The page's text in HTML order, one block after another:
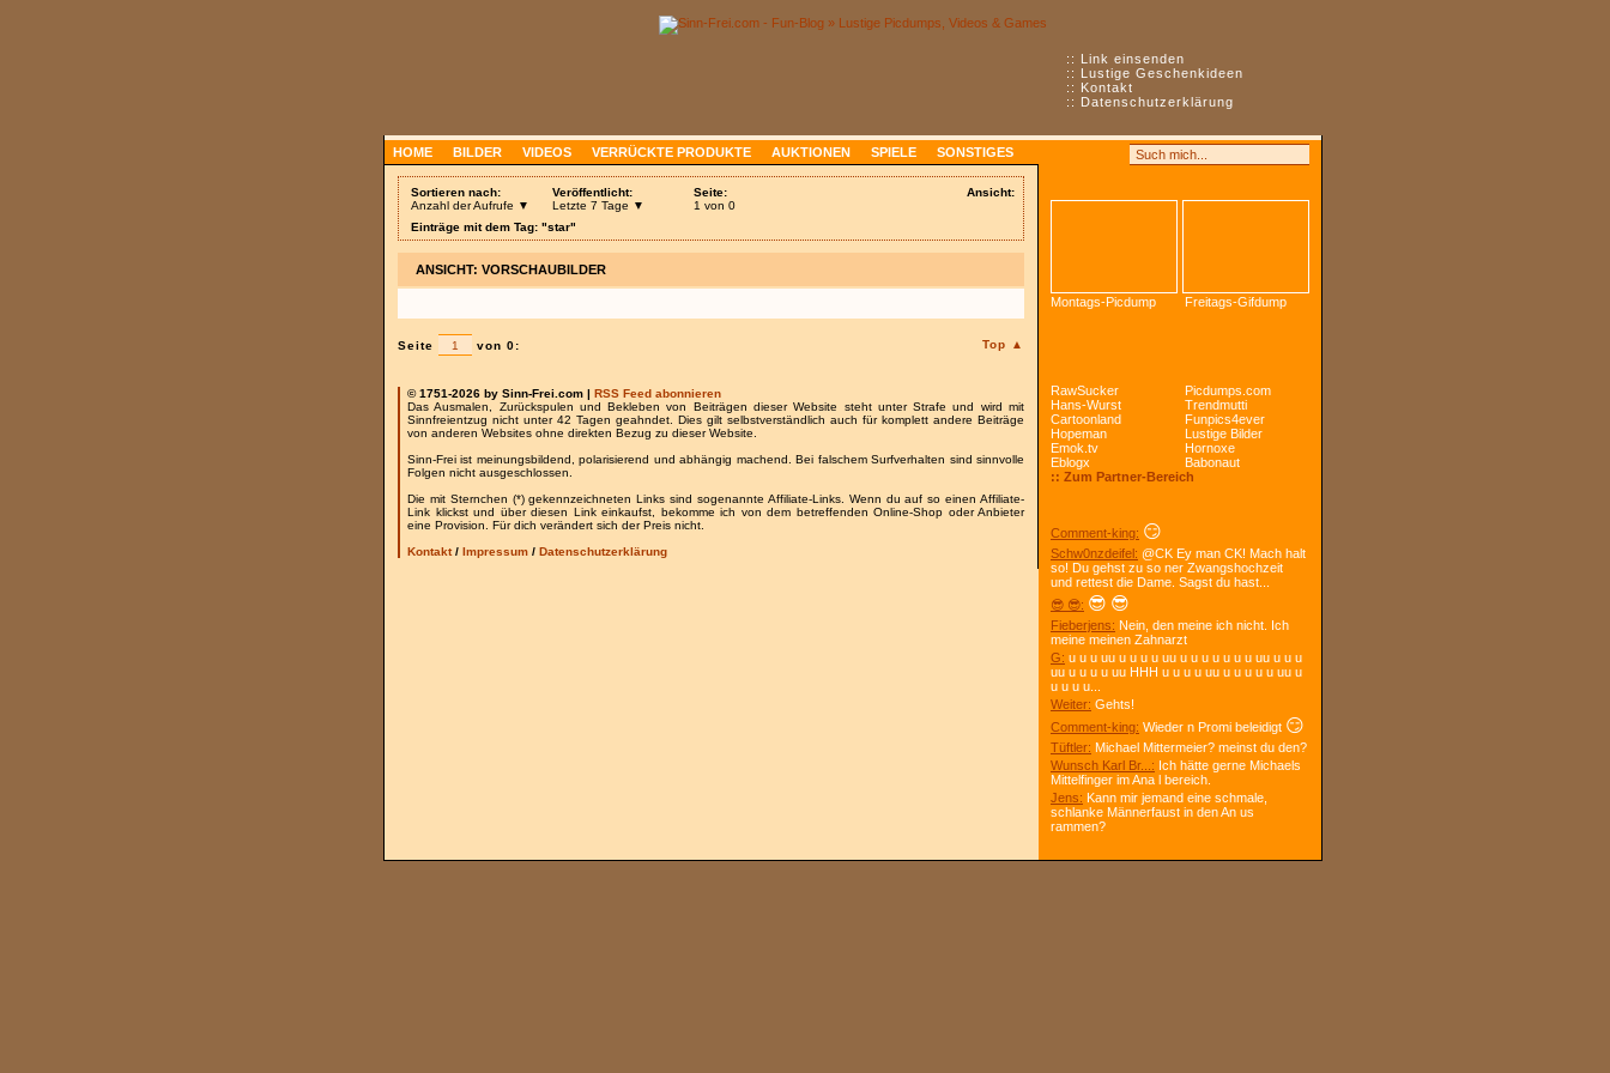
:: Link einsenden
:: Lustige Geschenkideen
:: Kontakt
:: Datenschutzerklärung
HOME BILDER VIDEOS VERRÜCKTE PRODUKTE AUKTIONEN SPIELE SONSTIGES
Ansicht:
Sortieren nach:
Anzahl der Aufrufe ▼
Veröffentlicht:
Letzte 7 Tage ▼
Seite:
1 von 0
Einträge mit dem Tag: "star"
ANSICHT: VORSCHAUBILDER
Top ▲
Seite von 0:
© 1751-2026 by Sinn-Frei.com | RSS Feed abonnieren
Das Ausmalen, Zurückspulen und Bekleben von Beiträgen dieser Website steht unter Strafe und wird mit
Sinnfreientzug nicht unter 42 Tagen geahndet. Dies gilt selbstverständlich auch für komplett andere Beiträge
von anderen Websites ohne direkten Bezug zu dieser Website.
Sinn-Frei ist meinungsbildend, polarisierend und abhängig machend. Bei falschem Surfverhalten sind sinnvolle
Folgen nicht ausgeschlossen.
Die mit Sternchen (*) gekennzeichneten Links sind sogenannte Affiliate-Links. Wenn du auf so einen Affiliate-
Link klickst und über diesen Link einkaufst, bekomme ich von dem betreffenden Online-Shop oder Anbieter
eine Provision. Für dich verändert sich der Preis nicht.
Kontakt/ Impressum / Datenschutzerklärung
Montags-Picdump Freitags-Gifdump
RawSucker
Picdumps.com
Hans-Wurst
Trendmutti
Cartoonland
Funpics4ever
Hopeman
Lustige Bilder
Emok.tv
Hornoxe
Eblogx
Babonaut
:: Zum Partner-Bereich
Comment-king: 😏
Schw0nzdeifel: @CK Ey man CK! Mach halt
so! Du gehst zu so ner Zwangshochzeit
und rettest die Dame. Sagst du hast...
😎 😎: 😎 😎
Fieberjens: Nein, den meine ich nicht. Ich
meine meinen Zahnarzt
G: u u u uu u u u u uu u u u u u u u uu u u u
uu u u u u uu HHH u u u u uu u u u u u uu u
u u u u...
Weiter: Gehts!
Comment-king: Wieder n Promi beleidigt 😏
Tüftler: Michael Mittermeier? meinst du den?
Wunsch Karl Br...: Ich hätte gerne Michaels
Mittelfinger im Ana l bereich.
Jens: Kann mir jemand eine schmale,
schlanke Männerfaust in den An us
rammen?